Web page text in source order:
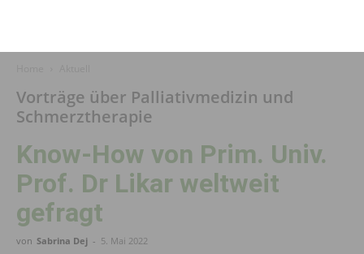
Vorträge über Palliativmedizin und
Schmerztherapie
Know-How von Prim. Univ.
Prof. Dr Likar weltweit
gefragt
von Sabrina Dej - 5. Mai 2022